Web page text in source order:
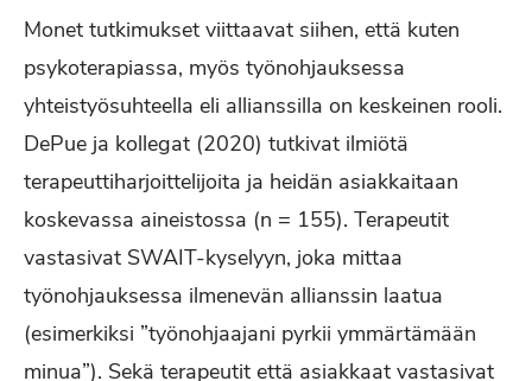
Monet tutkimukset viittaavat siihen, että kuten
psykoterapiassa, myös työnohjauksessa
yhteistyösuhteella eli allianssilla on keskeinen rooli.
DePue ja kollegat (2020) tutkivat ilmiötä
terapeuttiharjoittelijoita ja heidän asiakkaitaan
koskevassa aineistossa (n = 155). Terapeutit
vastasivat SWAIT-kyselyyn, joka mittaa
työnohjauksessa ilmenevän allianssin laatua
(esimerkiksi ”työnohjaajani pyrkii ymmärtämään
minua”). Sekä terapeutit että asiakkaat vastasivat